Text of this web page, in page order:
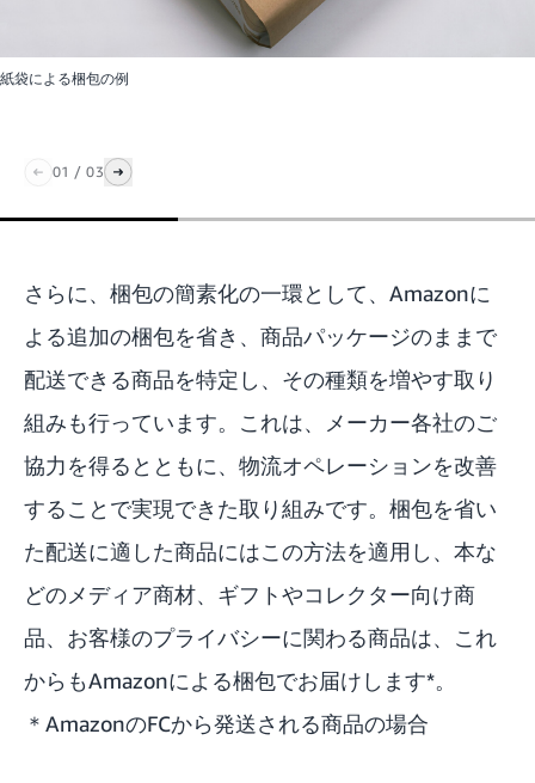
紙袋による梱包の例
01 / 03
さらに、梱包の簡素化の一環として、Amazonに
よる追加の梱包を省き、商品パッケージのままで
配送できる商品を特定し、その種類を増やす取り
組みも行っています。これは、メーカー各社のご
協力を得るとともに、物流オペレーションを改善
することで実現できた取り組みです。梱包を省い
た配送に適した商品にはこの方法を適用し、本な
どのメディア商材、ギフトやコレクター向け商
品、お客様のプライバシーに関わる商品は、これ
からもAmazonによる梱包でお届けします*。
＊AmazonのFCから発送される商品の場合